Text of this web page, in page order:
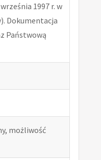
1997 r. w
Dokumentacja
Państwową
możliwość